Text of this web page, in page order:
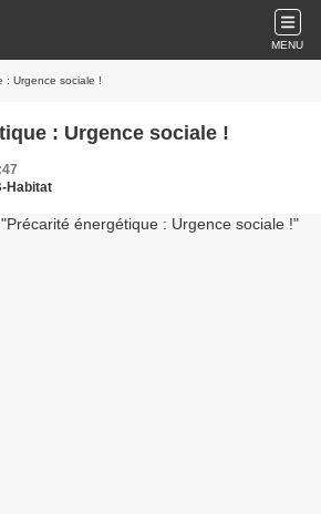
MENU
: Urgence sociale !
: Urgence sociale !
Habitat